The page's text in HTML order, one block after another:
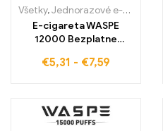
Všetky,Jednorazové e-cigaretky
E-cigareta WASPE
12000 Bezplatne
20 ml tekutiny Typ-C
€5,31 - €7,59